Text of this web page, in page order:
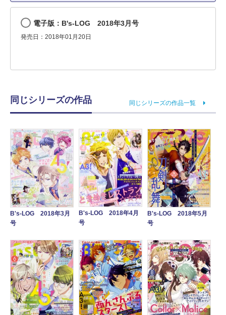
電子版：B's-LOG 2018年3月号
発売日：2018年01月20日
同じシリーズの作品 同じシリーズの作品一覧
B's-LOG 2018年3月
号
B's-LOG 2018年4月
号
B's-LOG 2018年5月
号